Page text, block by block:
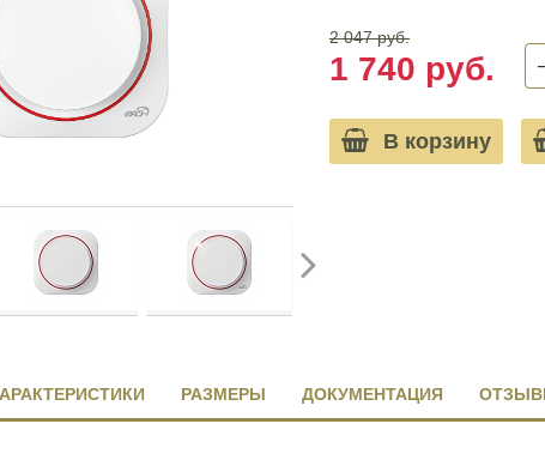
2 047 руб.
1 740 руб. ‒
В корзину
РАЗМЕРЫ ДОКУМЕНТАЦИЯ